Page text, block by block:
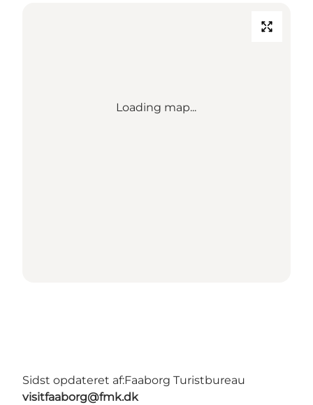
Loading map...
Sidst opdateret af:Faaborg Turistbureau
visitfaaborg@fmk.dk